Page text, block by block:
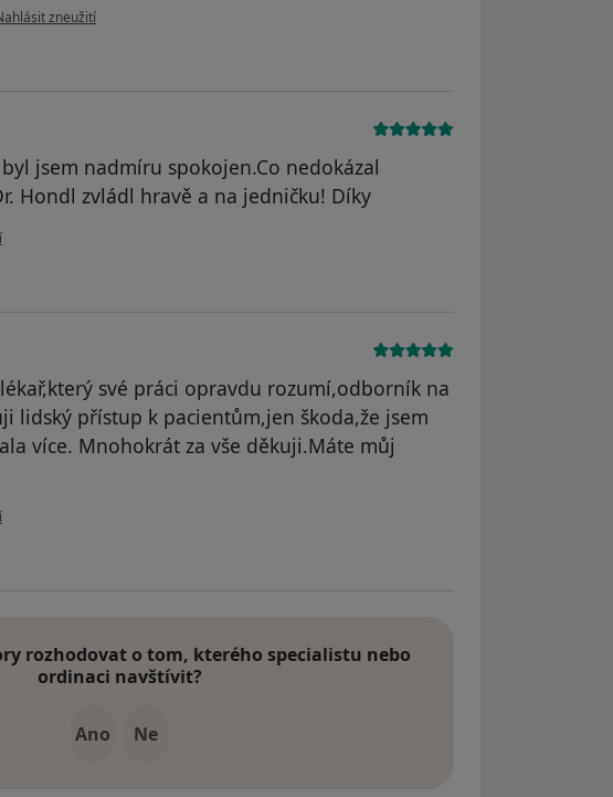
názoru uživatele V.P.
zneužití
jsem nadmíru spokojen.Co nedokázal
Hondl zvládl hravě a na jedničku! Díky
Pacient
své práci opravdu rozumí,odborník na
lidský přístup k pacientům,jen škoda,že jsem
více. Mnohokrát za vše děkuji.Máte můj
Pacient
rozhodovat o tom, kterého specialistu nebo
ordinaci navštívit?
Ano Ne